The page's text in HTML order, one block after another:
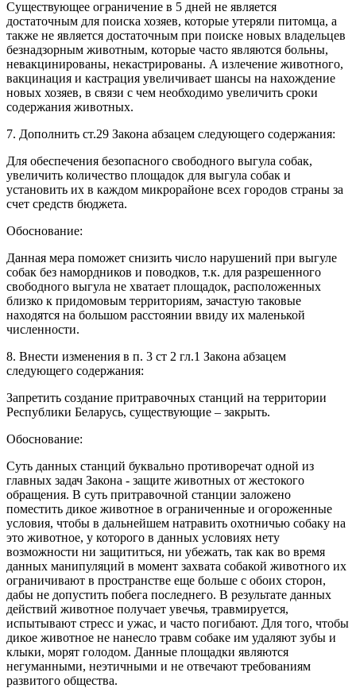
Существующее ограничение в 5 дней не является
достаточным для поиска хозяев, которые утеряли питомца, а
также не является достаточным при поиске новых владельцев
безнадзорным животным, которые часто являются больны,
невакцинированы, некастрированы. А излечение животного,
вакцинация и кастрация увеличивает шансы на нахождение
новых хозяев, в связи с чем необходимо увеличить сроки
содержания животных.
7. Дополнить ст.29 Закона абзацем следующего содержания:
Для обеспечения безопасного свободного выгула собак,
увеличить количество площадок для выгула собак и
установить их в каждом микрорайоне всех городов страны за
счет средств бюджета.
Обоснование:
Данная мера поможет снизить число нарушений при выгуле
собак без намордников и поводков, т.к. для разрешенного
свободного выгула не хватает площадок, расположенных
близко к придомовым территориям, зачастую таковые
находятся на большом расстоянии ввиду их маленькой
численности.
8. Внести изменения в п. 3 ст 2 гл.1 Закона абзацем
следующего содержания:
Запретить создание притравочных станций на территории
Республики Беларусь, существующие – закрыть.
Обоснование:
Суть данных станций буквально противоречат одной из
главных задач Закона - защите животных от жестокого
обращения. В суть притравочной станции заложено
поместить дикое животное в ограниченные и огороженные
условия, чтобы в дальнейшем натравить охотничью собаку на
это животное, у которого в данных условиях нету
возможности ни защититься, ни убежать, так как во время
данных манипуляций в момент захвата собакой животного их
ограничивают в пространстве еще больше с обоих сторон,
дабы не допустить побега последнего. В результате данных
действий животное получает увечья, травмируется,
испытывают стресс и ужас, и часто погибают. Для того, чтобы
дикое животное не нанесло травм собаке им удаляют зубы и
клыки, морят голодом. Данные площадки являются
негуманными, неэтичными и не отвечают требованиям
развитого общества.